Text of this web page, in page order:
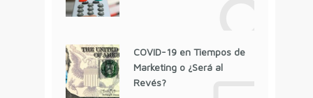
COVID-19 en Tiempos de
Marketing o ¿Será al
Revés?